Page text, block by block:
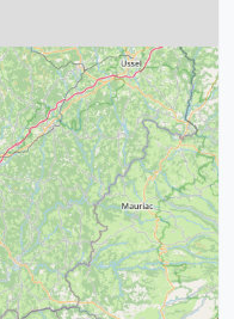
4
15
21